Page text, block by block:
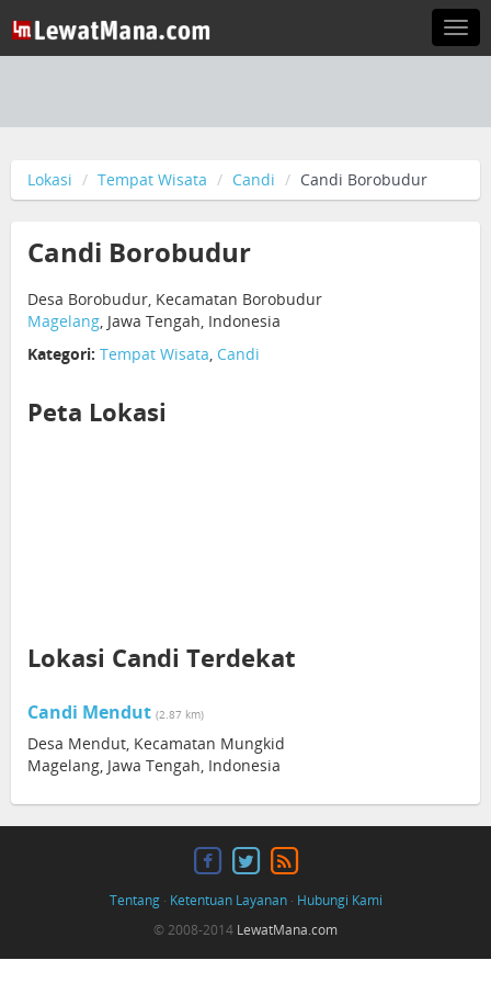
Lokasi Tempat Wisata Candi Candi Borobudur
Candi Borobudur
Desa Borobudur, Kecamatan Borobudur
Magelang, Jawa Tengah, Indonesia
Kategori: Tempat Wisata, Candi
Peta Lokasi
Lokasi Candi Terdekat
Candi Mendut (2.87 km)
Desa Mendut, Kecamatan Mungkid
Magelang, Jawa Tengah, Indonesia
Tentang· Ketentuan Layanan· Hubungi Kami
© 2008-2014 LewatMana.com